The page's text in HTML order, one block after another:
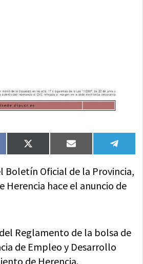
Compartir
en
X
(Twitter)
Compartir
en
Email
en
Boletín Oficial de la Provincia,
Herencia hace el anuncio de
Reglamento de la bolsa de
de Empleo y Desarrollo
de Herencia.